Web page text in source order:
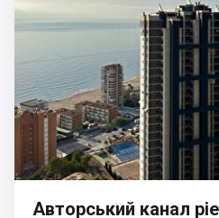
Авторський канал